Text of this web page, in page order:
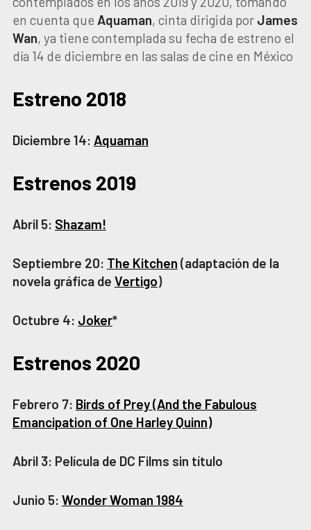
en cuenta que Aquaman, cinta dirigida por James
Wan, ya tiene contemplada su fecha de estreno el
día 14 de diciembre en las salas de cine en México
Estreno 2018
Diciembre 14: Aquaman
Estrenos 2019
Abril 5: Shazam!
Septiembre 20: The Kitchen (adaptación de la
novela gráfica de Vertigo)
Octubre 4: Joker*
Estrenos 2020
Febrero 7: Birds of Prey (And the Fabulous
Emancipation of One Harley Quinn)
Abril 3: Película de DC Films sin título
Junio 5: Wonder Woman 1984